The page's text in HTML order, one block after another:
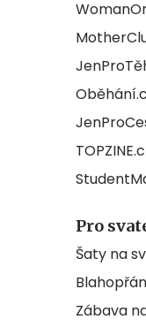
Pro
Šaty na
Zábava